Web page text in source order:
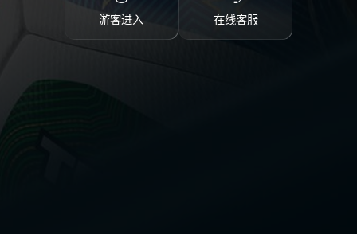
游客进入 在线客服